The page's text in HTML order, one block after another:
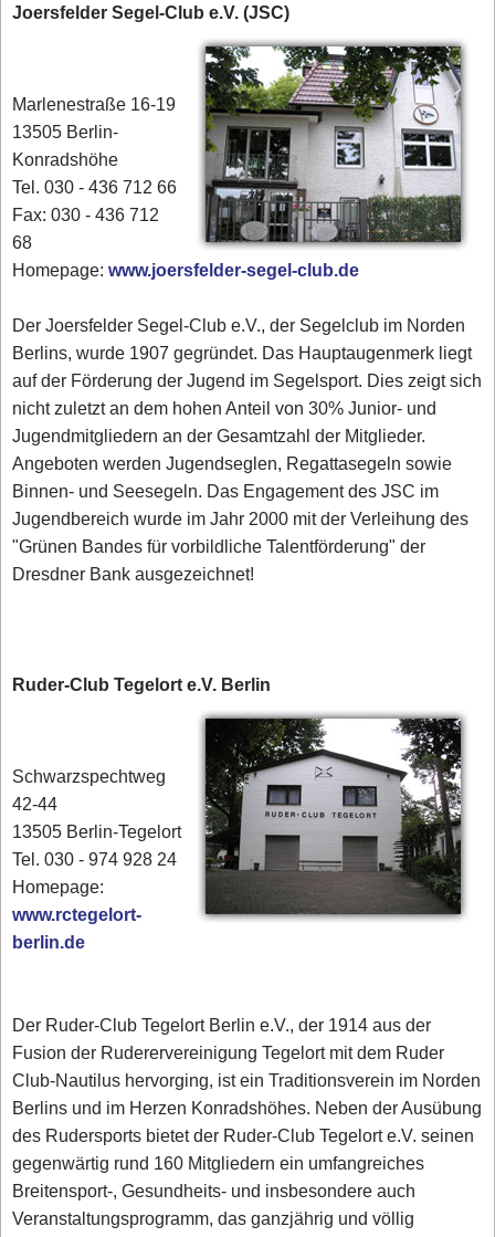
Joersfelder Segel-Club e.V. (JSC)
Marlenestraße 16-19
13505 Berlin-
Konradshöhe
Tel. 030 - 436 712 66
Fax: 030 - 436 712
68
Homepage:www.joersfelder-segel-club.de
Der Joersfelder Segel-Club e.V., der Segelclub im Norden
Berlins, wurde 1907 gegründet. Das Hauptaugenmerk liegt
auf der Förderung der Jugend im Segelsport. Dies zeigt sich
nicht zuletzt an dem hohen Anteil von 30% Junior- und
Jugendmitgliedern an der Gesamtzahl der Mitglieder.
Angeboten werden Jugendseglen, Regattasegeln sowie
Binnen- und Seesegeln. Das Engagement des JSC im
Jugendbereich wurde im Jahr 2000 mit der Verleihung des
"Grünen Bandes für vorbildliche Talentförderung" der
Dresdner Bank ausgezeichnet!
Ruder-Club Tegelort e.V. Berlin
Schwarzspechtweg
42-44
13505 Berlin-Tegelort
Tel. 030 - 974 928 24
Homepage:
www.rctegelort-
berlin.de
Der Ruder-Club Tegelort Berlin e.V., der 1914 aus der
Fusion der Ruderervereinigung Tegelort mit dem Ruder
Club-Nautilus hervorging, ist ein Traditionsverein im Norden
Berlins und im Herzen Konradshöhes. Neben der Ausübung
des Rudersports bietet der Ruder-Club Tegelort e.V. seinen
gegenwärtig rund 160 Mitgliedern ein umfangreiches
Breitensport-, Gesundheits- und insbesondere auch
Veranstaltungsprogramm, das ganzjährig und völlig